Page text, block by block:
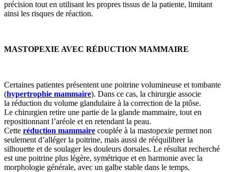
précision tout en utilisant les propres tissus de la patiente, limitant
ainsi les risques de réaction.
MASTOPEXIE AVEC RÉDUCTION MAMMAIRE
Certaines patientes présentent une poitrine volumineuse et tombante
(hypertrophie mammaire). Dans ce cas, la chirurgie associe
la réduction du volume glandulaire à la correction de la ptôse.
Le chirurgien retire une partie de la glande mammaire, tout en
repositionnant l’aréole et en retendant la peau.
Cette réduction mammaire couplée à la mastopexie permet non
seulement d’alléger la poitrine, mais aussi de rééquilibrer la
silhouette et de soulager les douleurs dorsales. Le résultat recherché
est une poitrine plus légère, symétrique et en harmonie avec la
morphologie générale, avec un galbe stable dans le temps.